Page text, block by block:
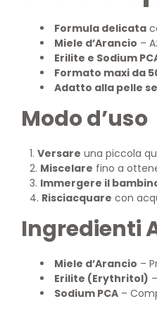
Formula delicata
Miele d’Arancio –
Erilite e Sodium
Formato maxi da
Adatto alla pelle
Modo d’uso
Versare una piccola
Miscelare fino a
Immergere il
Risciacquare con
Ingredienti
Miele d’Arancio –
Erilite (Erythritol)
Sodium PCA –